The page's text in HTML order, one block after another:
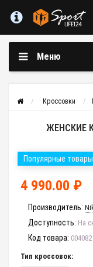
Меню
Кроссовки
ЖЕНСКИЕ
Популярные товары
4 990.00 ₽
Производитель:
Доступность: На
Код товара: 004082
Тип кроссовок: